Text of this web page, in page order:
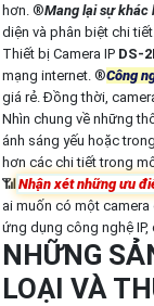
hơn. ®️Mang lại sự khác
diện và phân biệt chi tiết.
Thiết bị Camera IP DS-
mạng internet. ®️Công
giá rẻ. Đồng thời,
Nhìn chung về những
ánh sáng yếu hoặc
hơn các chi tiết trong
📶 Nhận xét những ưu
ai muốn có một
ứng dụng công nghệ
NHỮNG
LOẠI VÀ